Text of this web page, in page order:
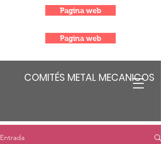
COMITÉS METAL MECANICOS
Pagina web
Pagina web
Entrada